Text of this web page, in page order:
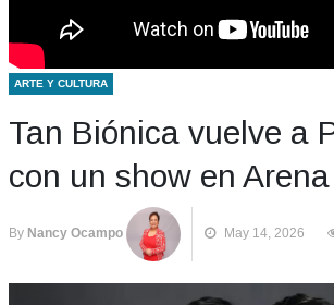
ARTE Y CULTURA
Tan Biónica vuelve a
con un show en
By Nancy Ocampo May 14, 2026